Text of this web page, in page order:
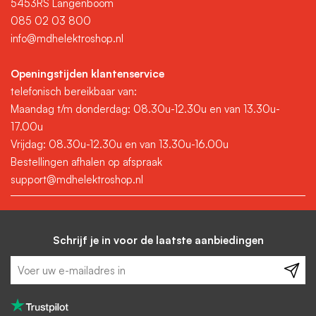
analyse of kostenverdeling.
Toepassingen van
elektriciteitsmeters
Elektriciteitsmeters worden gebruikt in uiteenlopende
situaties, waaronder:
Het meten van stroomverbruik per groep of installatie
Tussenmeters voor verhuur of onderverdeling
Monitoring van zonnepaneleninstallaties
Inzicht in verbruik van machines, verwarming of koeling
Door het gebruik van een aparte elektriciteitsmeter krijg je
beter inzicht in energieverbruik en kun je gericht besparen.
Kwaliteit en betrouwbaarheid
5453RS Langenboom
085 02 03 800
info@mdhelektroshop.nl
Openingstijden klantenservice
telefonisch bereikbaar van:
Maandag t/m donderdag: 08.30u-12.30u en van 13.30u-
17.00u
Vrijdag: 08.30u-12.30u en van 13.30u-16.00u
Bestellingen afhalen op afspraak
support@mdhelektroshop.nl
Schrijf je in voor de laatste aanbiedingen